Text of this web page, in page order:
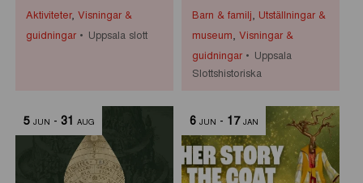
Aktiviteter, Visningar &
guidningar
Uppsala slott
Barn & familj, Utställningar &
museum, Visningar &
guidningar
Uppsala
Slottshistoriska
5 JUN - 31 AUG 6 JUN - 17 JAN